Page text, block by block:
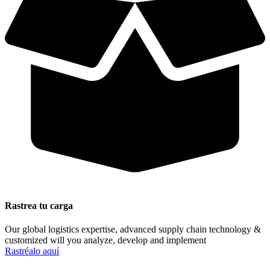
Rastrea tu carga
Our global logistics expertise, advanced supply chain technology &
customized will you analyze, develop and implement
Rastréalo aquí